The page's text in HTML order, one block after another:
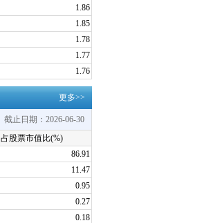
1.86
1.85
1.78
1.77
1.76
更多>>
截止日期：2026-06-30
占股票市值比(%)
86.91
11.47
0.95
0.27
0.18